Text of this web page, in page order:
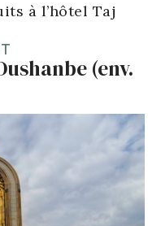
à l’hôtel Taj
(env.